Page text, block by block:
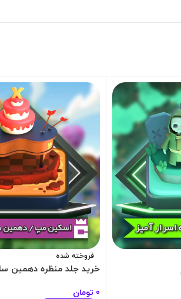
فروخته شده
خرید جلد منظره دهمین
0 تومان